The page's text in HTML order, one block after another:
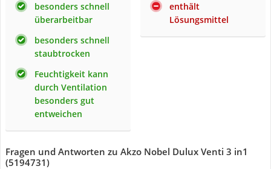
besonders schnell
überarbeitbar
besonders schnell
staubtrocken
Feuchtigkeit kann
durch Ventilation
besonders gut
entweichen
enthält
Lösungsmittel
Fragen und Antworten zu Akzo Nobel Dulux Venti 3 in1
(5194731)